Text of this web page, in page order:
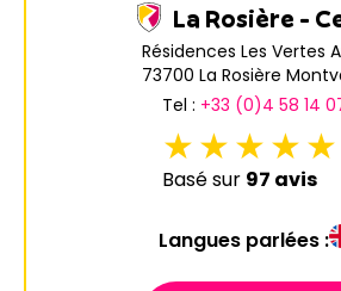
La Rosière -
Résidences Les Vertes
73700 La Rosière
Tel : +33 (0)4 58 14
Basé sur 97 avis
Langues parlées :